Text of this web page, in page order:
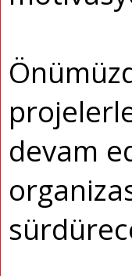
devam